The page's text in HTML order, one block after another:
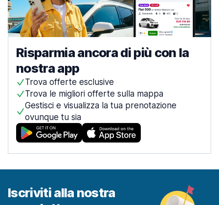
Risparmia ancora di più con la
nostra app
Trova offerte esclusive
Trova le migliori offerte sulla mappa
Gestisci e visualizza la tua prenotazione
ovunque tu sia
Iscriviti alla nostra